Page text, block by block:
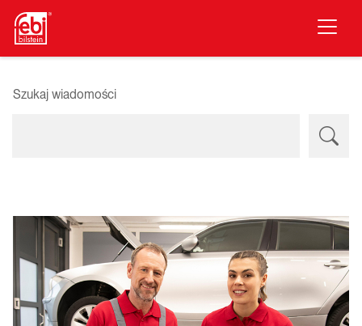
Szukaj wiadomości